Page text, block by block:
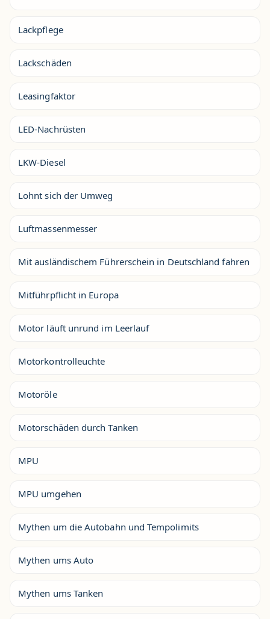
Lackpflege
Lackschäden
Leasingfaktor
LED-Nachrüsten
LKW-Diesel
Lohnt sich der Umweg
Luftmassenmesser
Mit ausländischem Führerschein in Deutschland fahren
Mitführpflicht in Europa
Motor läuft unrund im Leerlauf
Motorkontrolleuchte
Motoröle
Motorschäden durch Tanken
MPU
MPU umgehen
Mythen um die Autobahn und Tempolimits
Mythen ums Auto
Mythen ums Tanken